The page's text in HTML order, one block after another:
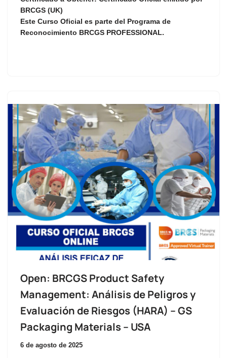
BRCGS (UK)
Este Curso Oficial es parte del Programa de
Reconocimiento BRCGS PROFESSIONAL.
Open: BRCGS Product Safety
Management: Análisis de Peligros y
Evaluación de Riesgos (HARA) – GS
Packaging Materials – USA
6 de agosto de 2025